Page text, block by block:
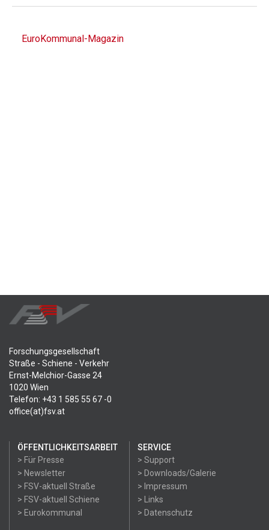
EuroKommunal-Magazin
Forschungsgesellschaft
Straße - Schiene - Verkehr
Ernst-Melchior-Gasse 24
1020 Wien
Telefon: +43 1 585 55 67 -0
office(at)fsv.at
ÖFFENTLICHKEITSARBEIT
> Für Presse
> Newsletter
> FSV-aktuell Straße
> FSV-aktuell Schiene
> Eurokommunal
SERVICE
> Support
> Downloads/Galerie
> Impressum
> Links
> Datenschutz